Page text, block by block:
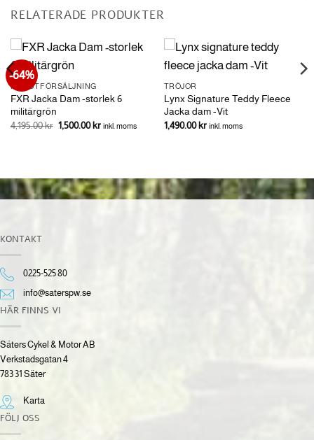
RELATERADE PRODUKTER
-64%
FXR UTFÖRSÄLJNING
FXR Jacka Dam -storlek 6
militärgrön
4,195.00kr Det
1,500.00krDet
inkl. moms
TRÖJOR
Lynx Signature Teddy Fleece
Jacka dam -Vit
1,490.00kr inkl. moms
KONTAKT
0225-525 80
info@saterspw.se
HÄR FINNS VI
Säters Cykel & Motor AB
Verkstadsgatan 4
783 31 Säter
Karta
FÖLJ OSS